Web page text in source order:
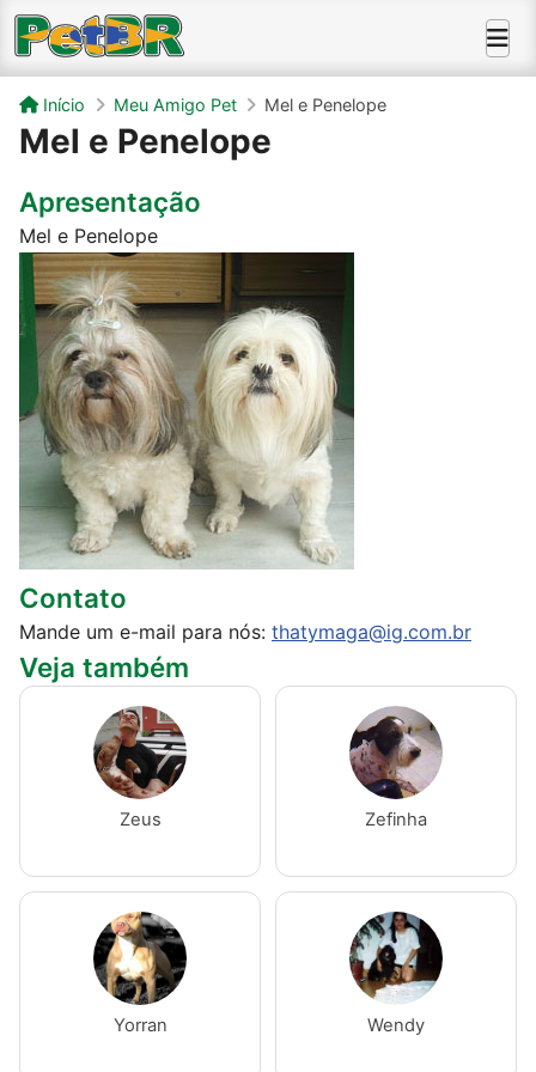
Início Meu Amigo Pet Mel e Penelope
Mel e Penelope
Apresentação
Mel e Penelope
Contato
Mande um e-mail para nós: thatymaga@ig.com.br
Veja também
Zeus Zefinha
Yorran Wendy